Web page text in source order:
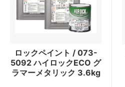
ロックペイント / 073-
5092 ハイロックECO グ
ラマーメタリック 3.6kg